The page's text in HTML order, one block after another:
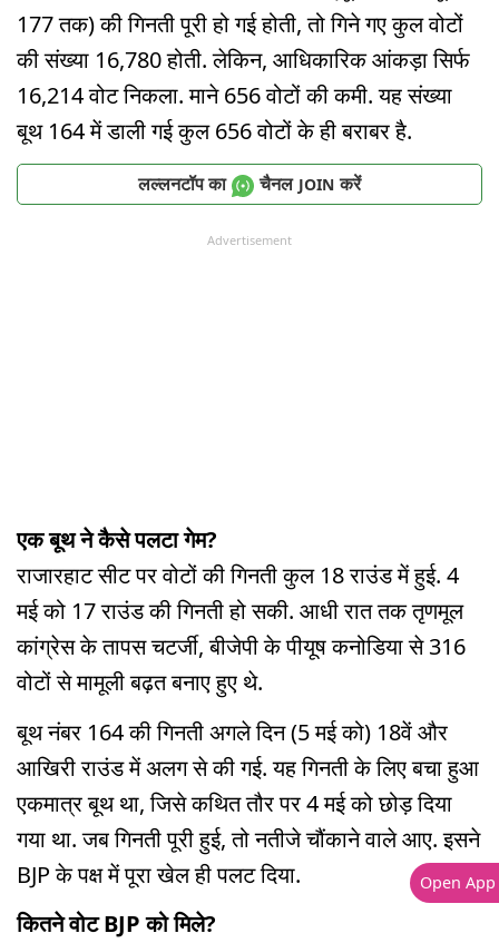
177 तक) की गिनती पूरी हो गई होती, तो गिने गए कुल वोटों
की संख्या 16,780 होती. लेकिन, आधिकारिक आंकड़ा सिर्फ
16,214 वोट निकला. माने 656 वोटों की कमी. यह संख्या
बूथ 164 में डाली गई कुल 656 वोटों के ही बराबर है.
लल्लनटॉप का चैनल JOIN करें
Advertisement
एक बूथ ने कैसे पलटा गेम?
राजारहाट सीट पर वोटों की गिनती कुल 18 राउंड में हुई. 4
मई को 17 राउंड की गिनती हो सकी. आधी रात तक तृणमूल
कांग्रेस के तापस चटर्जी, बीजेपी के पीयूष कनोडिया से 316
वोटों से मामूली बढ़त बनाए हुए थे.
बूथ नंबर 164 की गिनती अगले दिन (5 मई को) 18वें और
आखिरी राउंड में अलग से की गई. यह गिनती के लिए बचा हुआ
एकमात्र बूथ था, जिसे कथित तौर पर 4 मई को छोड़ दिया
गया था. जब गिनती पूरी हुई, तो नतीजे चौंकाने वाले आए. इसने
BJP के पक्ष में पूरा खेल ही पलट दिया.
कितने वोट BJP को मिले?
Open App